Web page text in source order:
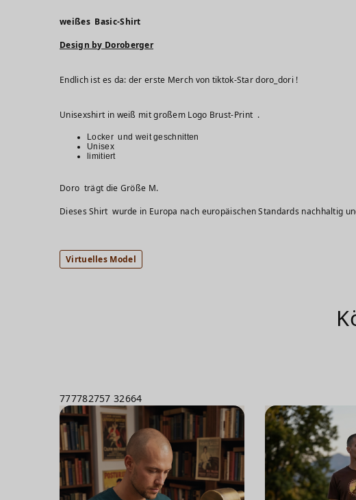
weißes Basic-Shirt
Design by Doroberger
Endlich ist es da: der erste Merch von tiktok-Star doro_dori !
Unisexshirt in weiß mit großem Logo Brust-
Locker und weit geschnitten
Unisex
limitiert
Doro trägt die
Dieses Shirt wurde in Europa nach europäischen Standards nachhaltig
Virtuelles Model
777782757 32664